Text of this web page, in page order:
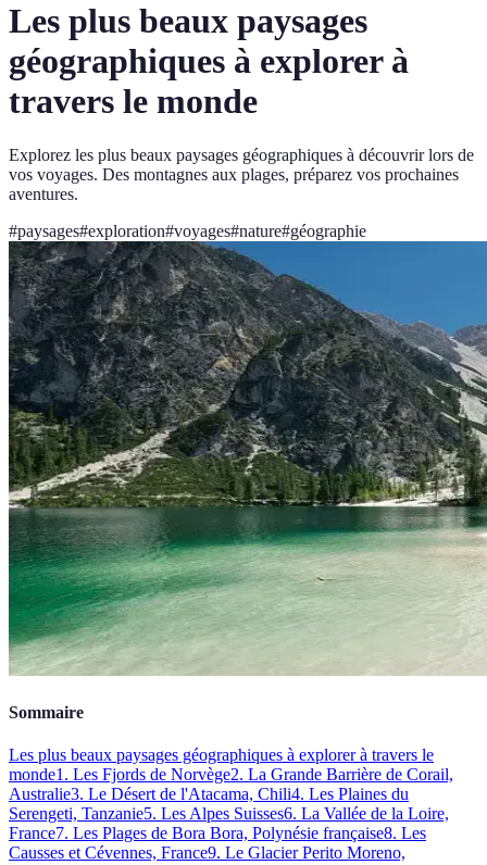
Les plus beaux paysages
géographiques à explorer à
travers le monde
Explorez les plus beaux paysages géographiques à découvrir lors de
vos voyages. Des montagnes aux plages, préparez vos prochaines
aventures.
#paysages#exploration#voyages#nature#géographie
Sommaire
Les plus beaux paysages géographiques à explorer à travers le
monde1. Les Fjords de Norvège2. La Grande Barrière de Corail,
Australie3. Le Désert de l'Atacama, Chili4. Les Plaines du
Serengeti, Tanzanie5. Les Alpes Suisses6. La Vallée de la Loire,
France7. Les Plages de Bora Bora, Polynésie française8. Les
Causses et Cévennes, France9. Le Glacier Perito Moreno,